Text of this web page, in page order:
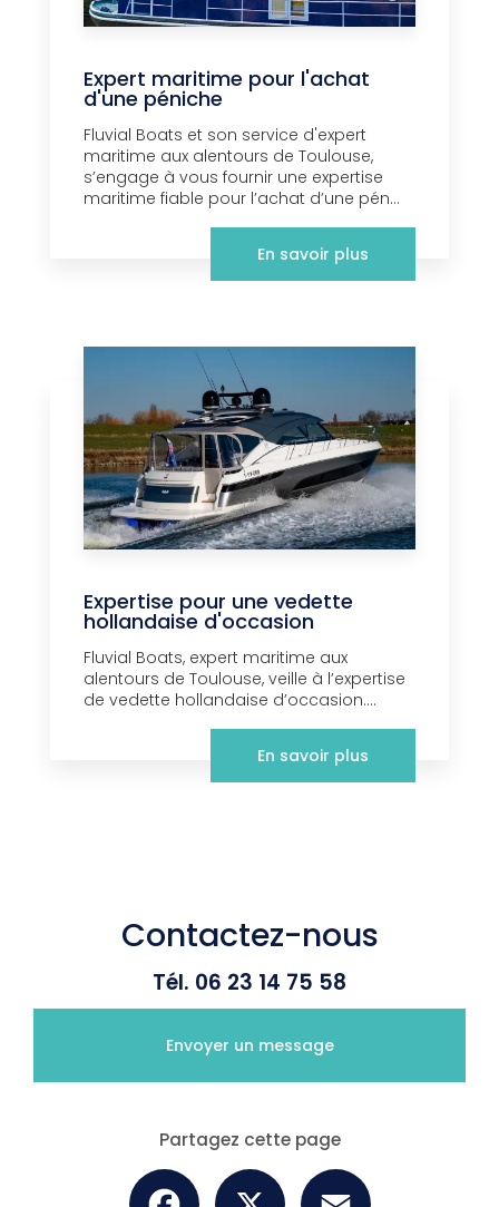
Expert maritime pour l'achat
d'une péniche
Fluvial Boats et son service d'expert
maritime aux alentours de Toulouse,
s’engage à vous fournir une expertise
maritime fiable pour l’achat d’une pén...
En savoir plus
Expertise pour une vedette
hollandaise d'occasion
Fluvial Boats, expert maritime aux
alentours de Toulouse, veille à l’expertise
de vedette hollandaise d’occasion....
En savoir plus
Contactez-nous
Tél. 06 23 14 75 58
Envoyer un message
Partagez cette page
Facebook